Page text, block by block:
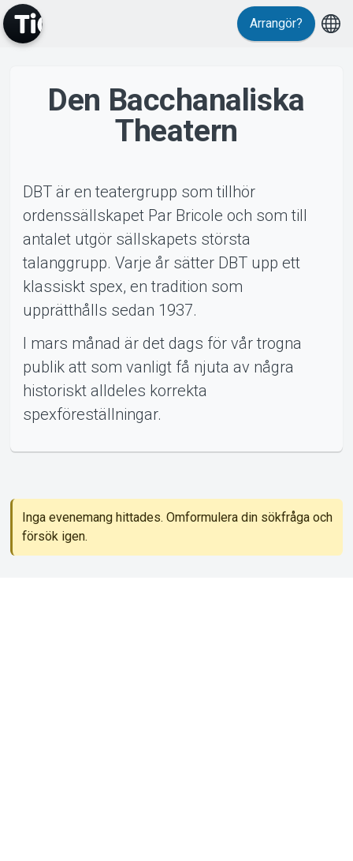
MyTickster
Support
Om Tickster
Arrangör?
Den Bacchanaliska
Theatern
DBT är en teatergrupp som tillhör
ordenssällskapet Par Bricole och som till
antalet utgör sällskapets största
talanggrupp. Varje år sätter DBT upp ett
klassiskt spex, en tradition som
upprätthålls sedan 1937.
I mars månad är det dags för vår trogna
publik att som vanligt få njuta av några
historiskt alldeles korrekta
spexföreställningar.
Inga evenemang hittades. Omformulera din sökfråga och
försök igen.